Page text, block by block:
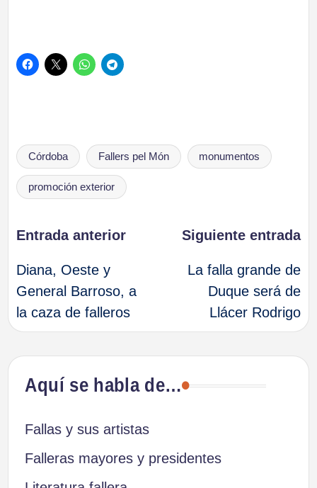
Etiquetas:
Córdoba Fallers pel Món monumentos
promoción exterior
Navegación
de
entradas
Entrada anterior
Diana, Oeste y
General Barroso, a
la caza de falleros
Siguiente entrada
La falla grande de
Duque será de
Llácer Rodrigo
Aquí se habla de…
Fallas y sus artistas
Falleras mayores y presidentes